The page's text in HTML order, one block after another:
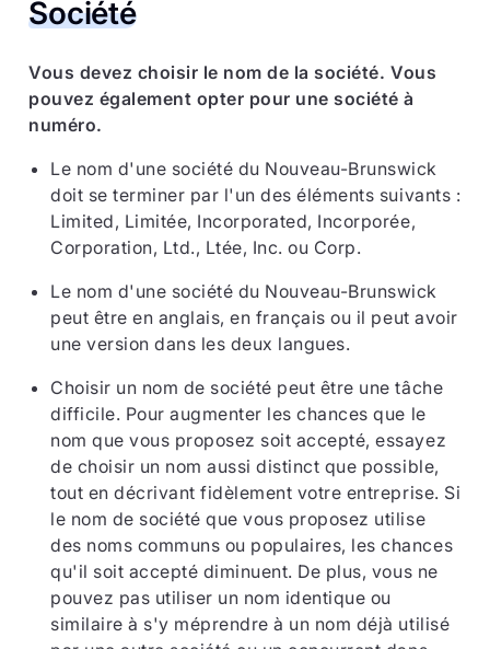
Société
Vous devez choisir le nom de la société. Vous
pouvez également opter pour une société à
numéro.
Le nom d'une société du Nouveau-Brunswick
doit se terminer par l'un des éléments suivants :
Limited, Limitée, Incorporated, Incorporée,
Corporation, Ltd., Ltée, Inc. ou Corp.
Le nom d'une société du Nouveau-Brunswick
peut être en anglais, en français ou il peut avoir
une version dans les deux langues.
Choisir un nom de société peut être une tâche
difficile. Pour augmenter les chances que le
nom que vous proposez soit accepté, essayez
de choisir un nom aussi distinct que possible,
tout en décrivant fidèlement votre entreprise. Si
le nom de société que vous proposez utilise
des noms communs ou populaires, les chances
qu'il soit accepté diminuent. De plus, vous ne
pouvez pas utiliser un nom identique ou
similaire à s'y méprendre à un nom déjà utilisé